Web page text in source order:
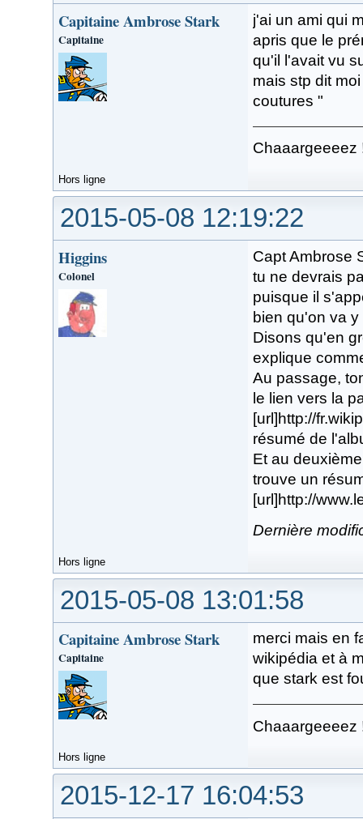
Capitaine Ambrose Stark
Capitaine
j'ai un ami qui
apris que le
qu'il l'avait vu
mais stp dit
coutures "
Chaaargeeeez
Hors ligne
2015-05-08 12:19:22
Higgins
Colonel
Capt Ambrose
tu ne devrais
puisque il
bien qu'on va
Disons qu'en
explique
Au passage,
le lien vers la
[url]http://
résumé de
Et au
trouve un
[url]http://
Dernière
Hors ligne
2015-05-08 13:01:58
Capitaine Ambrose Stark
Capitaine
merci mais en
wikipédia et à
que stark est
Chaaargeeeez
Hors ligne
2015-12-17 16:04:53